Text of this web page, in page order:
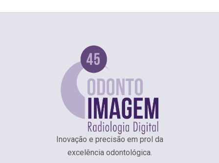
Inovação e precisão em prol da
excelência odontológica.